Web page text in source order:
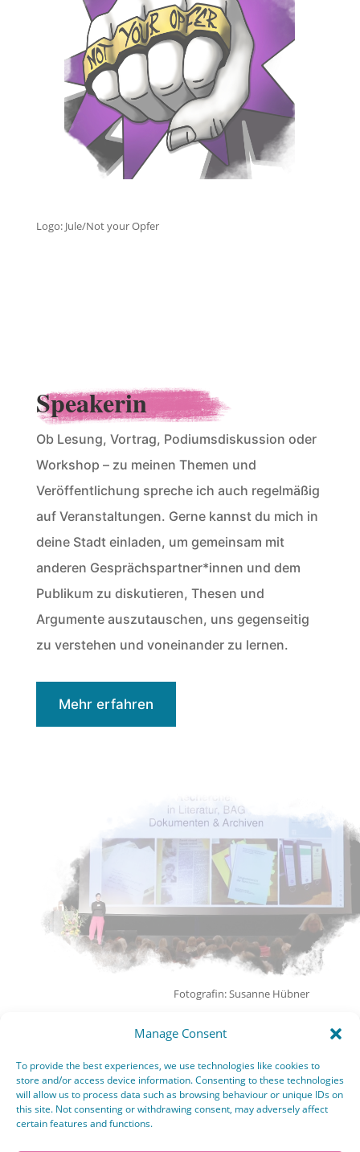
Manage Consent
To provide the best experiences, we use technologies like cookies to
store and/or access device information. Consenting to these technologies
will allow us to process data such as browsing behaviour or unique IDs on
this site. Not consenting or withdrawing consent, may adversely affect
certain features and functions.
Logo: Jule/Not your Opfer
Speakerin
Ob Lesung, Vortrag, Podiumsdiskussion oder
Workshop – zu meinen Themen und
Veröffentlichung spreche ich auch regelmäßig
auf Veranstaltungen. Gerne kannst du mich in
deine Stadt einladen, um gemeinsam mit
anderen Gesprächspartner*innen und dem
Publikum zu diskutieren, Thesen und
Argumente auszutauschen, uns gegenseitig
zu verstehen und voneinander zu lernen.
Mehr erfahren
Fotografin: Susanne Hübner